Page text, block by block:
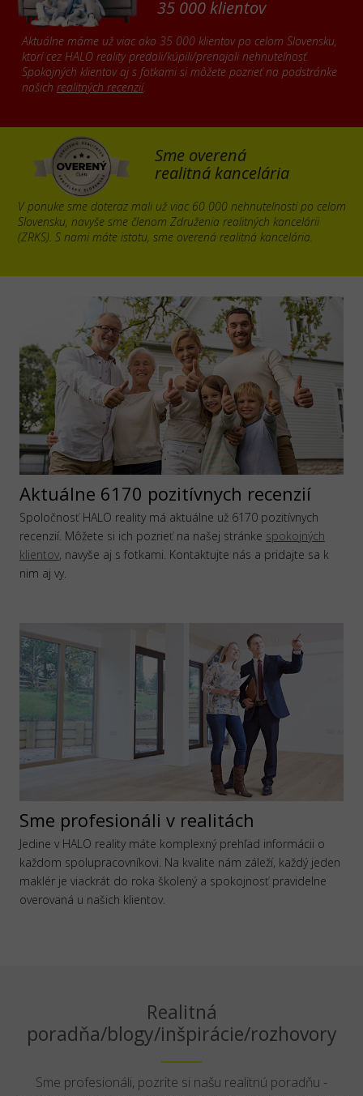
35 000 klientov
Aktuálne máme už viac ako 35 000 klientov po celom Slovensku,
ktorí cez HALO reality predali/kúpili/prenajali nehnuteľnosť.
Spokojných klientov aj s fotkami si môžete pozrieť na podstránke
našich realitných recenzií.
Sme overená
realitná kancelária
V ponuke sme doteraz mali už viac 60 000 nehnuteľností po celom
Slovensku, navyše sme členom Združenia realitných kancelárii
(ZRKS). S nami máte istotu, sme overená realitná kancelária.
Aktuálne 6170 pozitívnych recenzií
Spoločnosť HALO reality má aktuálne už 6170 pozitívnych
recenzií. Môžete si ich pozrieť na našej stránke spokojných
klientov, navyše aj s fotkami. Kontaktujte nás a pridajte sa k
nim aj vy.
Sme profesionáli v realitách
Jedine v HALO reality máte komplexný prehľad informácii o
každom spolupracovníkovi. Na kvalite nám záleží, každý jeden
maklér je viackrát do roka školený a spokojnosť pravidelne
overovaná u našich klientov.
Realitná
poradňa/blogy/inšpirácie/rozhovory
Sme profesionáli, pozrite si našu realitnú poradňu -